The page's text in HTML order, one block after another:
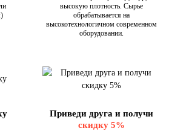
высокую плотность. Сырье
обрабатывается на
высокотехнологичном современном
оборудовании.
Приведи друга и получи
скидку 5%